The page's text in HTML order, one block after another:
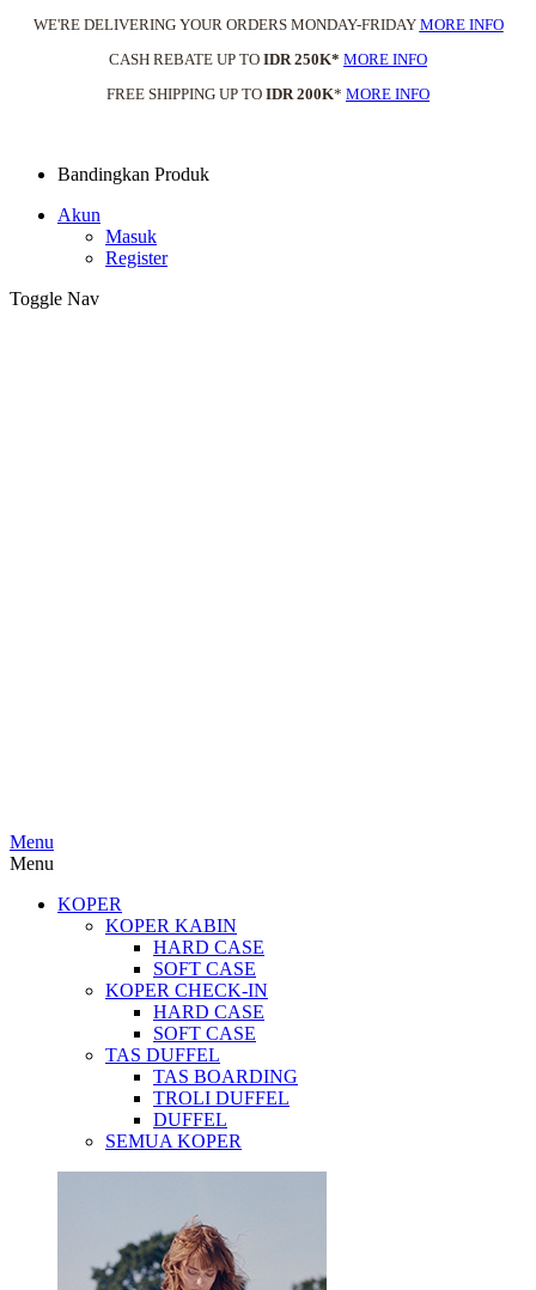
WE'RE DELIVERING YOUR ORDERS MONDAY-FRIDAY MORE INFO
CASH REBATE UP TO IDR 250K* MORE INFO
FREE SHIPPING UP TO IDR 200K* MORE INFO
Bandingkan Produk
Akun
Masuk
Register
Toggle Nav
Menu
Menu
KOPER
KOPER KABIN
HARD CASE
SOFT CASE
KOPER CHECK-IN
HARD CASE
SOFT CASE
TAS DUFFEL
TAS BOARDING
TROLI DUFFEL
DUFFEL
SEMUA KOPER